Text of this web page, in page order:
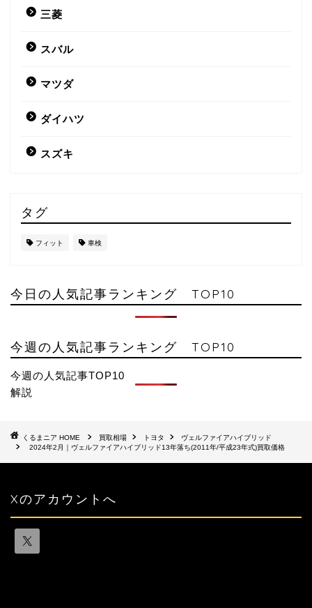
三菱
スバル
マツダ
ダイハツ
スズキ
タグ
フィット 車検
今日の人気記事ランキング TOP10
今週の人気記事ランキング TOP10
今週の人気記事TOP10
解説
HOME 買取相場 トヨタ
ヴェルファイアハイブリッド
2024年2月｜ヴェルファイアハイブリッド13年落ち(2011年/平成23年式)買取価格
Xのアカウントへ